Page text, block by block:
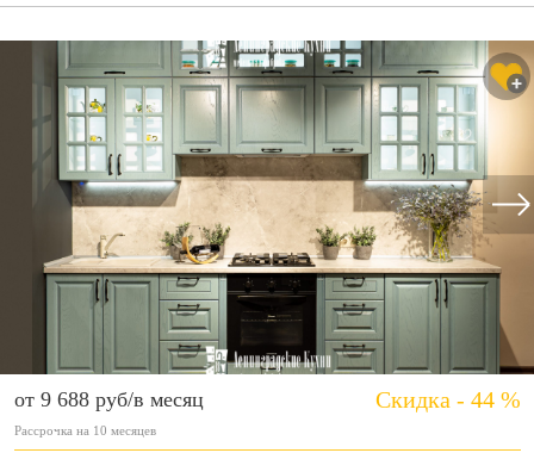
от 9 688 руб/в месяц Скидка - 44 %
Рассрочка на 10 месяцев